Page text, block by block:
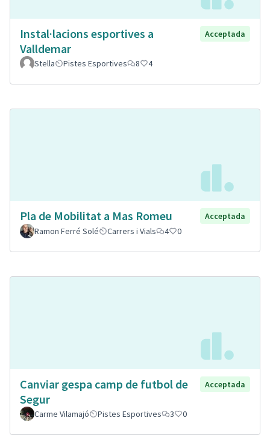
Instal·lacions esportives a
Valldemar
Acceptada
Stella Pistes Esportives 8 4
Pla de Mobilitat a Mas Romeu
Acceptada
Ramon Ferré Solé
Carrers i Vials 4 0
Canviar gespa camp de futbol de
Segur
Acceptada
Carme Vilamajó Pistes Esportives 3 0